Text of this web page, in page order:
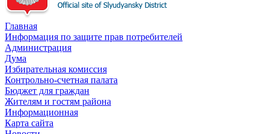
Главная
Информация по защите прав потребителей
Администрация
Дума
Избирательная комиссия
Контрольно-счетная палата
Бюджет для граждан
Жителям и гостям района
Информационная
Карта сайта